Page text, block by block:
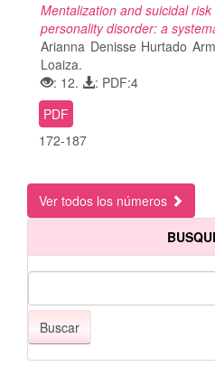
Mentalization and suicidal
personality disorder: a
Arianna Denisse Hurtado
Loaiza.
: 12.
: PDF:4
PDF
172-187
Ver todos los números
Buscar